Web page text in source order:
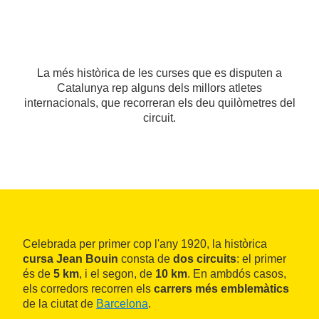
La més històrica de les curses que es disputen a
Catalunya rep alguns dels millors atletes
internacionals, que recorreran els deu quilòmetres del
circuit.
Celebrada per primer cop l'any 1920, la històrica
cursa Jean Bouin consta de dos circuits: el primer
és de 5 km, i el segon, de 10 km. En ambdós casos,
els corredors recorren els carrers més emblemàtics
de la ciutat de Barcelona.